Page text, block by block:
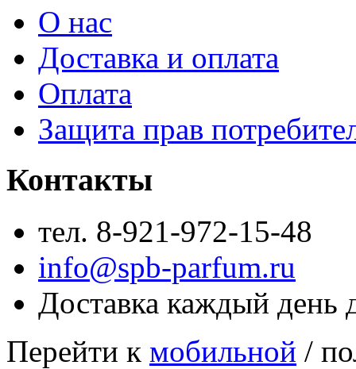
О нас
Доставка и оплата
Оплата
Защита прав
Контакты
тел. 8-921-972-15-48
info@spb-parfum.ru
Доставка каждый день
Перейти к мобильной /